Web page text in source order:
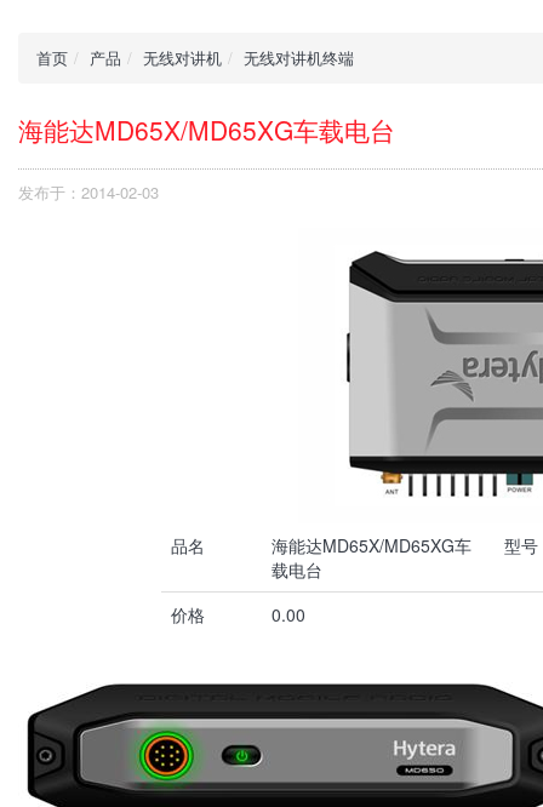
首页 产品 无线对讲机 无线对讲机终端
海能达MD65X/MD65XG车载电台
发布于：2014-02-03
品名
海能达MD65X/MD65XG车
载电台
型号
价格 0.00